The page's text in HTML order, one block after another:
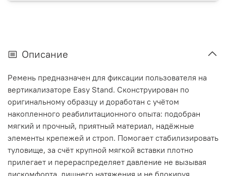
Описание
Ремень предназначен для фиксации пользователя на
вертикализаторе Easy Stand. Сконструирован по
оригинальному образцу и доработан с учётом
накопленного реабилитационного опыта: подобран
мягкий и прочный, приятный материал, надёжные
элементы крепежей и строп. Помогает стабилизировать
туловище, за счёт крупной мягкой вставки плотно
прилегает и перераспределяет давление не вызывая
дискомфорта, лишнего натяжения и не блокируя